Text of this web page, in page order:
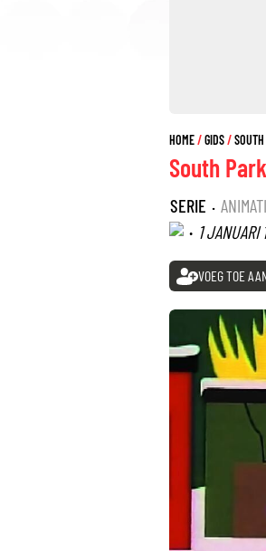
HOME GIDS
South Park
SERIE ·
· 1 JANUARI
VOEG TOE